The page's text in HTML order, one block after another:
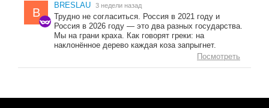
B
BRESLAU 3 недели назад
Трудно не согласиться. Россия в 2021 году и
Россия в 2026 году — это два разных государства.
Мы на грани краха. Как говорят греки: на
наклонённое дерево каждая коза запрыгнет.
Посмотреть